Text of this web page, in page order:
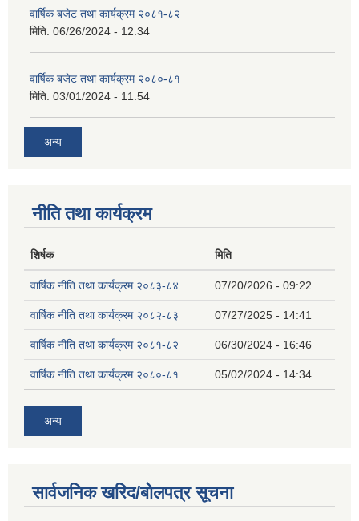
वार्षिक बजेट तथा कार्यक्रम २०८१-८२
मिति: 06/26/2024 - 12:34
वार्षिक बजेट तथा कार्यक्रम २०८०-८१
मिति: 03/01/2024 - 11:54
अन्य
नीति तथा कार्यक्रम
शिर्षक मिति
वार्षिक नीति तथा कार्यक्रम २०८३-८४ 07/20/2026 - 09:22
वार्षिक नीति तथा कार्यक्रम २०८२-८३ 07/27/2025 - 14:41
वार्षिक नीति तथा कार्यक्रम २०८१-८२ 06/30/2024 - 16:46
वार्षिक नीति तथा कार्यक्रम २०८०-८१ 05/02/2024 - 14:34
अन्य
सार्वजनिक खरिद/बोलपत्र सूचना